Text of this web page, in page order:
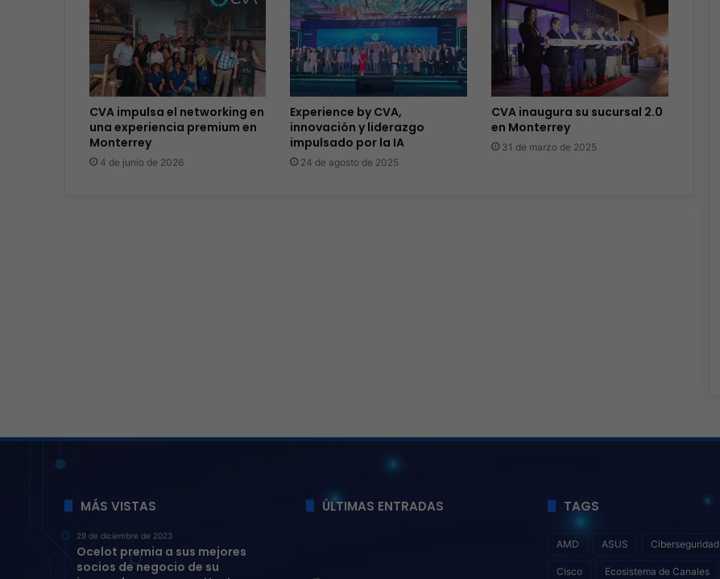
CVA impulsa el networking en
una experiencia premium en
Monterrey
4 de junio de 2026
Experience by CVA,
innovación y liderazgo
impulsado por la IA
24 de agosto de 2025
CVA inaugura su sucursal 2.0
en Monterrey
31 de marzo de 2025
MÁS VISTAS
29 de diciembre de 2023
Ocelot premia a sus mejores
socios de negocio de su
ÚLTIMAS ENTRADAS TAGS
AMD ASUS Ciberseguridad
Cisco Ecosistema de Canales